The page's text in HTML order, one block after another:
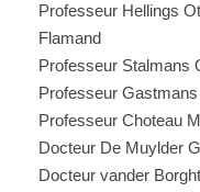
Professeur Hellings
Flamand
Professeur Stalmans
Professeur
Professeur Choteau
Docteur De Muylder
Docteur vander